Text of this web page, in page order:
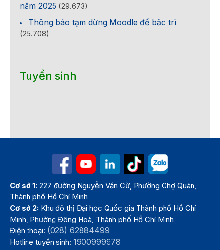
năm 2025 (29.673)
Thông báo tạm dừng Moodle để bảo trì
(25.708)
Tuyển sinh
Cơ sở 1: 227 đường Nguyễn Văn Cừ, Phường Chợ Quán,
Thành phố Hồ Chí Minh
Cơ sở 2: Khu đô thị Đại học Quốc gia Thành phố Hồ Chí
Minh, Phường Đông Hoà, Thành phố Hồ Chí Minh
Điện thoại: (028) 62884499
Hotline tuyển sinh:1900999978